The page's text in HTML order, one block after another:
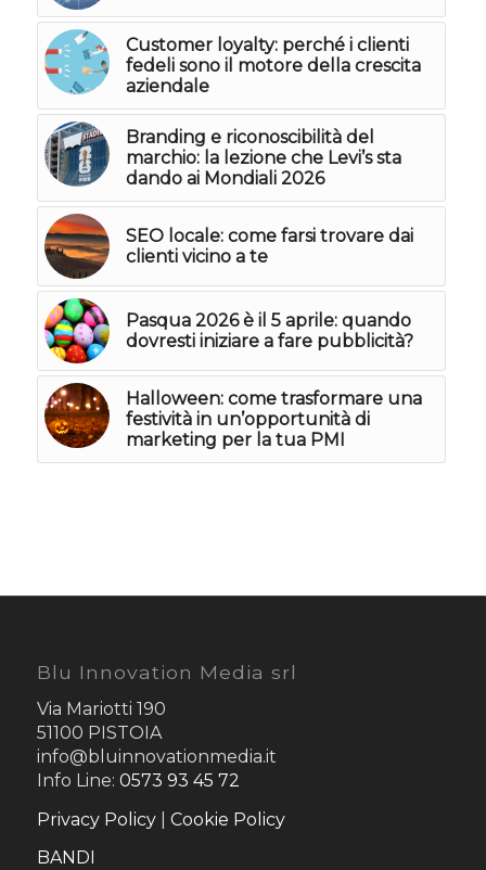
Customer loyalty: perché i clienti
fedeli sono il motore della crescita
aziendale
Branding e riconoscibilità del
marchio: la lezione che Levi’s sta
dando ai Mondiali 2026
SEO locale: come farsi trovare dai
clienti vicino a te
Pasqua 2026 è il 5 aprile: quando
dovresti iniziare a fare pubblicità?
Halloween: come trasformare una
festività in un’opportunità di
marketing per la tua PMI
Blu Innovation Media srl
Via Mariotti 190
51100 PISTOIA
info@bluinnovationmedia.it
Info Line: 0573 93 45 72
Privacy Policy| Cookie Policy
BANDI